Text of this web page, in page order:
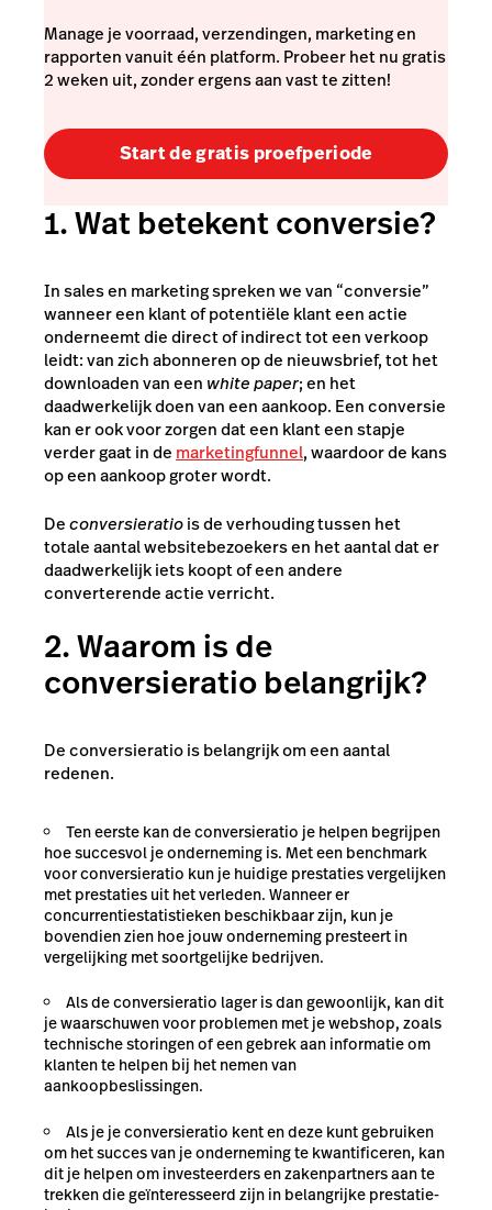
Manage je voorraad, verzendingen, marketing en
rapporten vanuit één platform. Probeer het nu gratis
2 weken uit, zonder ergens aan vast te zitten!
Start de gratis proefperiode
1. Wat betekent conversie?
In sales en marketing spreken we van “conversie”
wanneer een klant of potentiële klant een actie
onderneemt die direct of indirect tot een verkoop
leidt: van zich abonneren op de nieuwsbrief, tot het
downloaden van een white paper; en het
daadwerkelijk doen van een aankoop. Een conversie
kan er ook voor zorgen dat een klant een stapje
verder gaat in de marketingfunnel, waardoor de kans
op een aankoop groter wordt.
Deconversieratiois de verhouding tussen het
totale aantal websitebezoekers en het aantal dat er
daadwerkelijk iets koopt of een andere
converterende actie verricht.
2. Waarom is de
conversieratio belangrijk?
De conversieratio is belangrijk om een aantal
redenen.
Ten eerste kan de conversieratio je helpen begrijpen
hoe succesvol je onderneming is. Met een benchmark
voor conversieratio kun je huidige prestaties vergelijken
met prestaties uit het verleden. Wanneer er
concurrentiestatistieken beschikbaar zijn, kun je
bovendien zien hoe jouw onderneming presteert in
vergelijking met soortgelijke bedrijven.
Als de conversieratio lager is dan gewoonlijk, kan dit
je waarschuwen voor problemen met je webshop, zoals
technische storingen of een gebrek aan informatie om
klanten te helpen bij het nemen van
aankoopbeslissingen.
Als je je conversieratio kent en deze kunt gebruiken
om het succes van je onderneming te kwantificeren, kan
dit je helpen om investeerders en zakenpartners aan te
trekken die geïnteresseerd zijn in belangrijke prestatie-